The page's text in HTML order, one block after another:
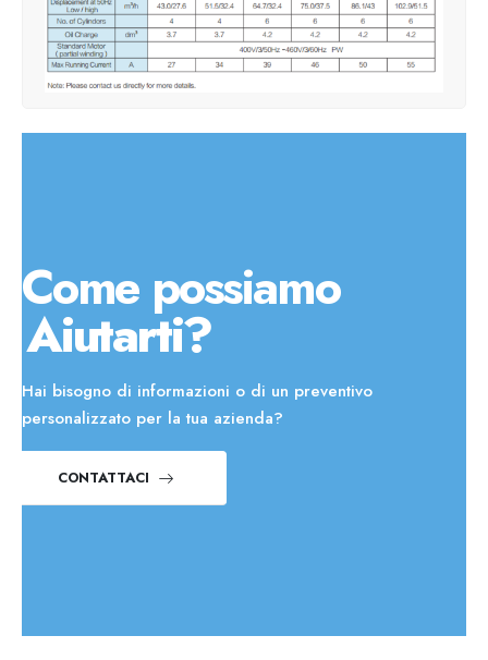
Come possiamo
Aiutarti?
Hai bisogno di informazioni o di un preventivo
personalizzato per la tua azienda?
CONTATTACI